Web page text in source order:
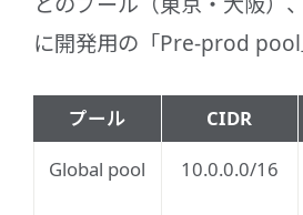
に開発用の「Pre-prod pool
プール CIDR
Global pool
10.0.0.0/16